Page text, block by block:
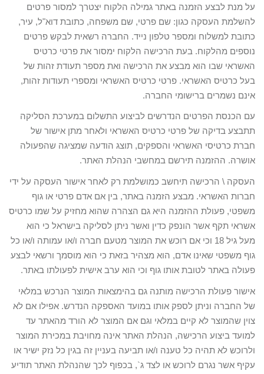
על מנת לבצע הזמנה באתר גמילה הלקוח יצטרך למסור פרטים
להשלמת העסקה כגון: שם פרטי, שם משפחה, כתובת דוא"ל, עיר,
כתובת למשלוח ומספר טלפון נייד. החברה רשאית לבקש פרטים
נוספים מהלקוח. בעת הרכישה הלקוח ימסור את פרטי כרטיס
האשראי שבו הוא מבצע את הרכישה ואת מספר תעודת זהות של
בעל כרטיס האשראי. פרטי כרטיס האשראי ומספרי תעודות זהות,
אינם נשמרים ברישומי החברה.
עם הכנסת הפרטים הנדרשים לביצוע התשלום במערכת הסליקה
תתבצע בדיקה של פרטי כרטיס האשראי ולאחר מתן אישור של
חברת כרטיסי האשראי והספקים, תוצג הודעה שמציגה שהפעולה
אושרה. ההזמנה תירשם במחשבי הנהלת האתר.
העסקה \ הרכישה תיחשב כמושלמת רק לאחר אישור העסקה על ידי
חברות האשראי. מבצע הזמנה באתר, בין אם אדם פרטי או גוף
משפטי, פעולת ההזמנה היא גם הצהרה שהוא מחזיק על שמו כרטיס
אשראי תקף אשר הונפק כדין ואשר ניתן לסליקה בישראל כי הוא
מעל גיל 18 וכי אם רוכש את המוצר מטעם חברה ו/או עמותה ו/או כל
גוף משפטי שאינו אדם, הוא מצהיר בזאת כי הוא מוסמך ורשאי לבצע
פעולה באתר לטובת אותו גוף וכי הוא ערב אישית לפעולתו באתר.
אישור פעולת הרכישה מותנה גם בהימצאות המוצר הנרכש במלאי
של החברה וניתן לספק אותו במועד האספקה הנדרש. אפילו אם לא
צוין שהמוצר לא קיים במלאי וגם אם המוצר לא הורד מהאתר עד
למועד ביצוע הרכישה, הנהלת האתר אינה מחויבת במכירת המוצר
ולרוכש לא תהיה כל טענה ו/או תביעה בעניין זה בגין כל נזק ישיר או
עקיף אשר נגרם לרוכש או לצד ג`, בכפוף לכך שהנהלת האתר תודיע